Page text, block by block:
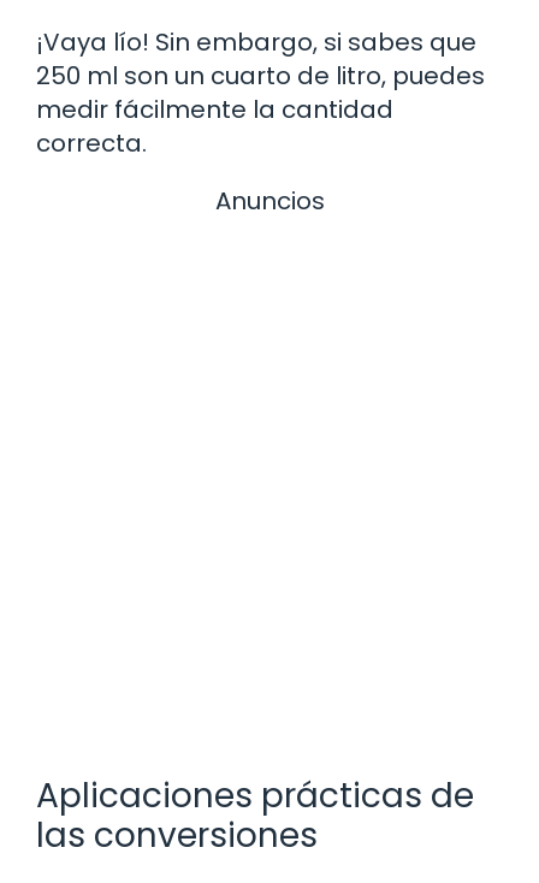
¡Vaya lío! Sin embargo, si sabes que
250 ml son un cuarto de litro, puedes
medir fácilmente la cantidad
correcta.
Anuncios
Aplicaciones prácticas de
las conversiones